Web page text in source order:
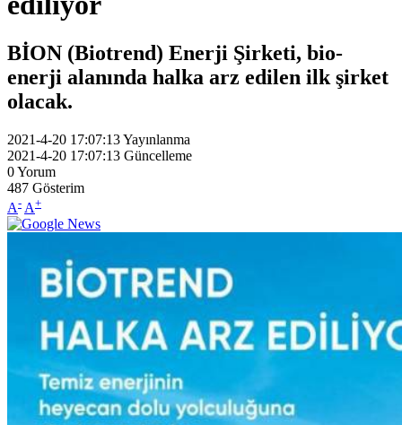
BİON (Biotrend) Enerji Şirketi, bio-
enerji alanında halka arz edilen ilk şirket
olacak.
2021-4-20 17:07:13Yayınlanma
2021-4-20 17:07:13 Güncelleme
0Yorum
487 Gösterim
A- A+